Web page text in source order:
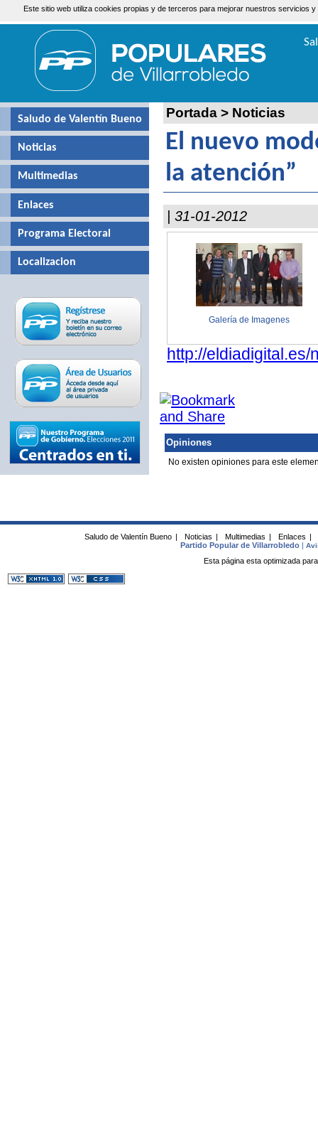
Este sitio web utiliza cookies propias y de terceros para mejorar nuestros servicios
Portada > Noticias
El nuevo
la atención”
| 31-01-2012
Galería de Imagenes
http://
Opiniones
No existen opiniones para este
Saludo de Valentín Bueno
Noticias
Multimedias
Enlaces
Programa Electoral
Localizacion
Jueves, 6 de Agosto de 2026
Saludo de Valentín Bueno | Noticias | Multimedias | Enlaces |
Partido Popular de Villarrobledo |
Esta página esta optimizada